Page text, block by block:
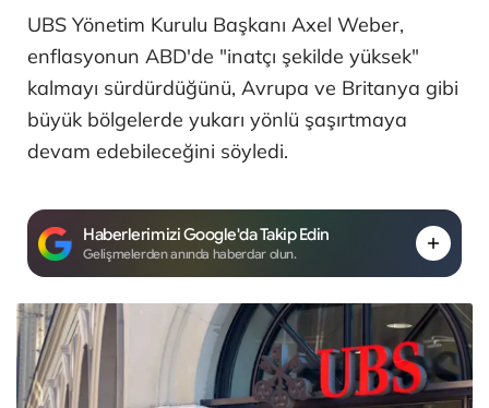
UBS Yönetim Kurulu Başkanı Axel Weber,
enflasyonun ABD'de "inatçı şekilde yüksek"
kalmayı sürdürdüğünü, Avrupa ve Britanya gibi
büyük bölgelerde yukarı yönlü şaşırtmaya
devam edebileceğini söyledi.
Haberlerimizi Google'da Takip Edin
Gelişmelerden anında haberdar olun.